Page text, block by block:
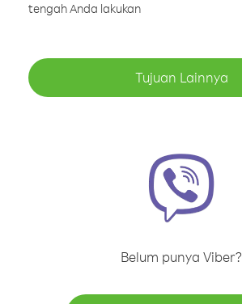
tengah Anda lakukan
Tujuan Lainnya
Belum punya Viber?